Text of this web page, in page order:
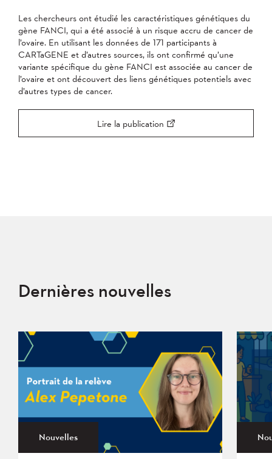
Les chercheurs ont étudié les caractéristiques génétiques du
gène FANCI, qui a été associé à un risque accru de cancer de
l’ovaire. En utilisant les données de 171 participants à
CARTaGENE et d’autres sources, ils ont confirmé qu’une
variante spécifique du gène FANCI est associée au cancer de
l’ovaire et ont découvert des liens génétiques potentiels avec
d’autres types de cancer.
Lire la publication
Dernières nouvelles
Nouvelles